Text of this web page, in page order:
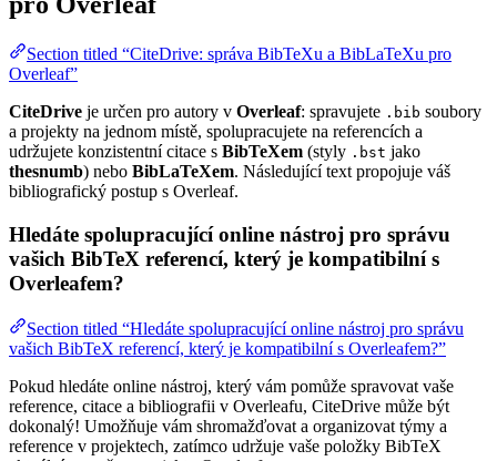
Section titled “CiteDrive: správa BibTeXu a BibLaTeXu pro
Overleaf”
CiteDrive je určen pro autory v Overleaf: spravujete .bib soubory
a projekty na jednom místě, spolupracujete na referencích a
udržujete konzistentní citace s BibTeXem (styly .bst jako
thesnumb) nebo BibLaTeXem. Následující text propojuje váš
bibliografický postup s Overleaf.
Hledáte spolupracující online nástroj pro správu
vašich BibTeX referencí, který je kompatibilní s
Overleafem?
Section titled “Hledáte spolupracující online nástroj pro správu
vašich BibTeX referencí, který je kompatibilní s Overleafem?”
Pokud hledáte online nástroj, který vám pomůže spravovat vaše
reference, citace a bibliografii v Overleafu, CiteDrive může být
dokonalý! Umožňuje vám shromažďovat a organizovat týmy a
reference v projektech, zatímco udržuje vaše položky BibTeX